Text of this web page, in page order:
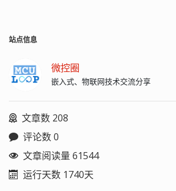
44,635.76HKD Professional DS5PE-KD-
Professional DS5PE-KD-30001 node-
locked 1year 28,056.77HKD
Professional DS5PE-KD-40000 floating
56,113.46HKD 仿真器： DS-5 官方推荐
的仿真器 DSTREAM，售价大约在 2 万 3
千人民币（201711）。 DS-5 vs MDK
KEIL MDK-ARM 是用于满足开发者基于
求，包括它自带的 RTX 实时操作系统和
GNU（提供源码，自行编译制作），第
arm-none-linux-gnueabi-gcc：是
Codesourcery 公司（目前已经被
Mentor 收购）基于 GCC 推出的的 ARM
包括裸机程序、u-boot、Linux kernel、
filesystem 和 App 应用程序。 arm-
linux-gnueabihf-gcc：是由 Linaro 公司
基于 GCC 推出的的 ARM 交叉编译工
具。可用于交叉编译 ARM（32位）系统
中所有环节的代码，包括裸机程序、u-
CodeBench is a complete
embedded C/C++ development.
Sourcery CodeBench Lite Edition
includes: GNU C and C++ compilers
用的是 arm-2014.05-29-arm-none-
站点信息
微控圈
嵌入式、物联网技术交流分享
文章数 208
评论数 0
文章阅读量 61544
运行天数 1740天